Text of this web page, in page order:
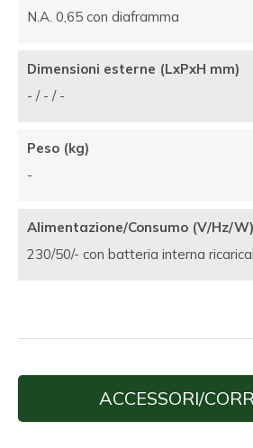
N.A. 0,65 con diaframma
Dimensioni esterne (LxPxH mm)
- / - / -
Peso (kg)
-
Alimentazione/Consumo (V/Hz/W)
230/50/- con batteria interna
ACCESSORI/